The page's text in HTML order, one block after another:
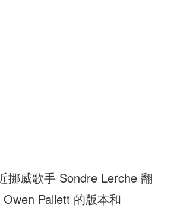
挪威歌手 Sondre Lerche 翻
Pallett 的版本和